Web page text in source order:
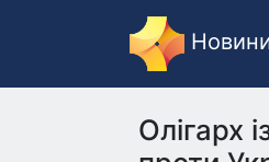
Новини
Олігарх